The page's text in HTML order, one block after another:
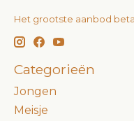
Het grootste aanbod
Categorieën
Jongen
Meisje